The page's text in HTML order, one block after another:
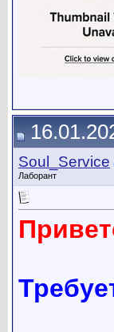
Soul_Service
Лаборант